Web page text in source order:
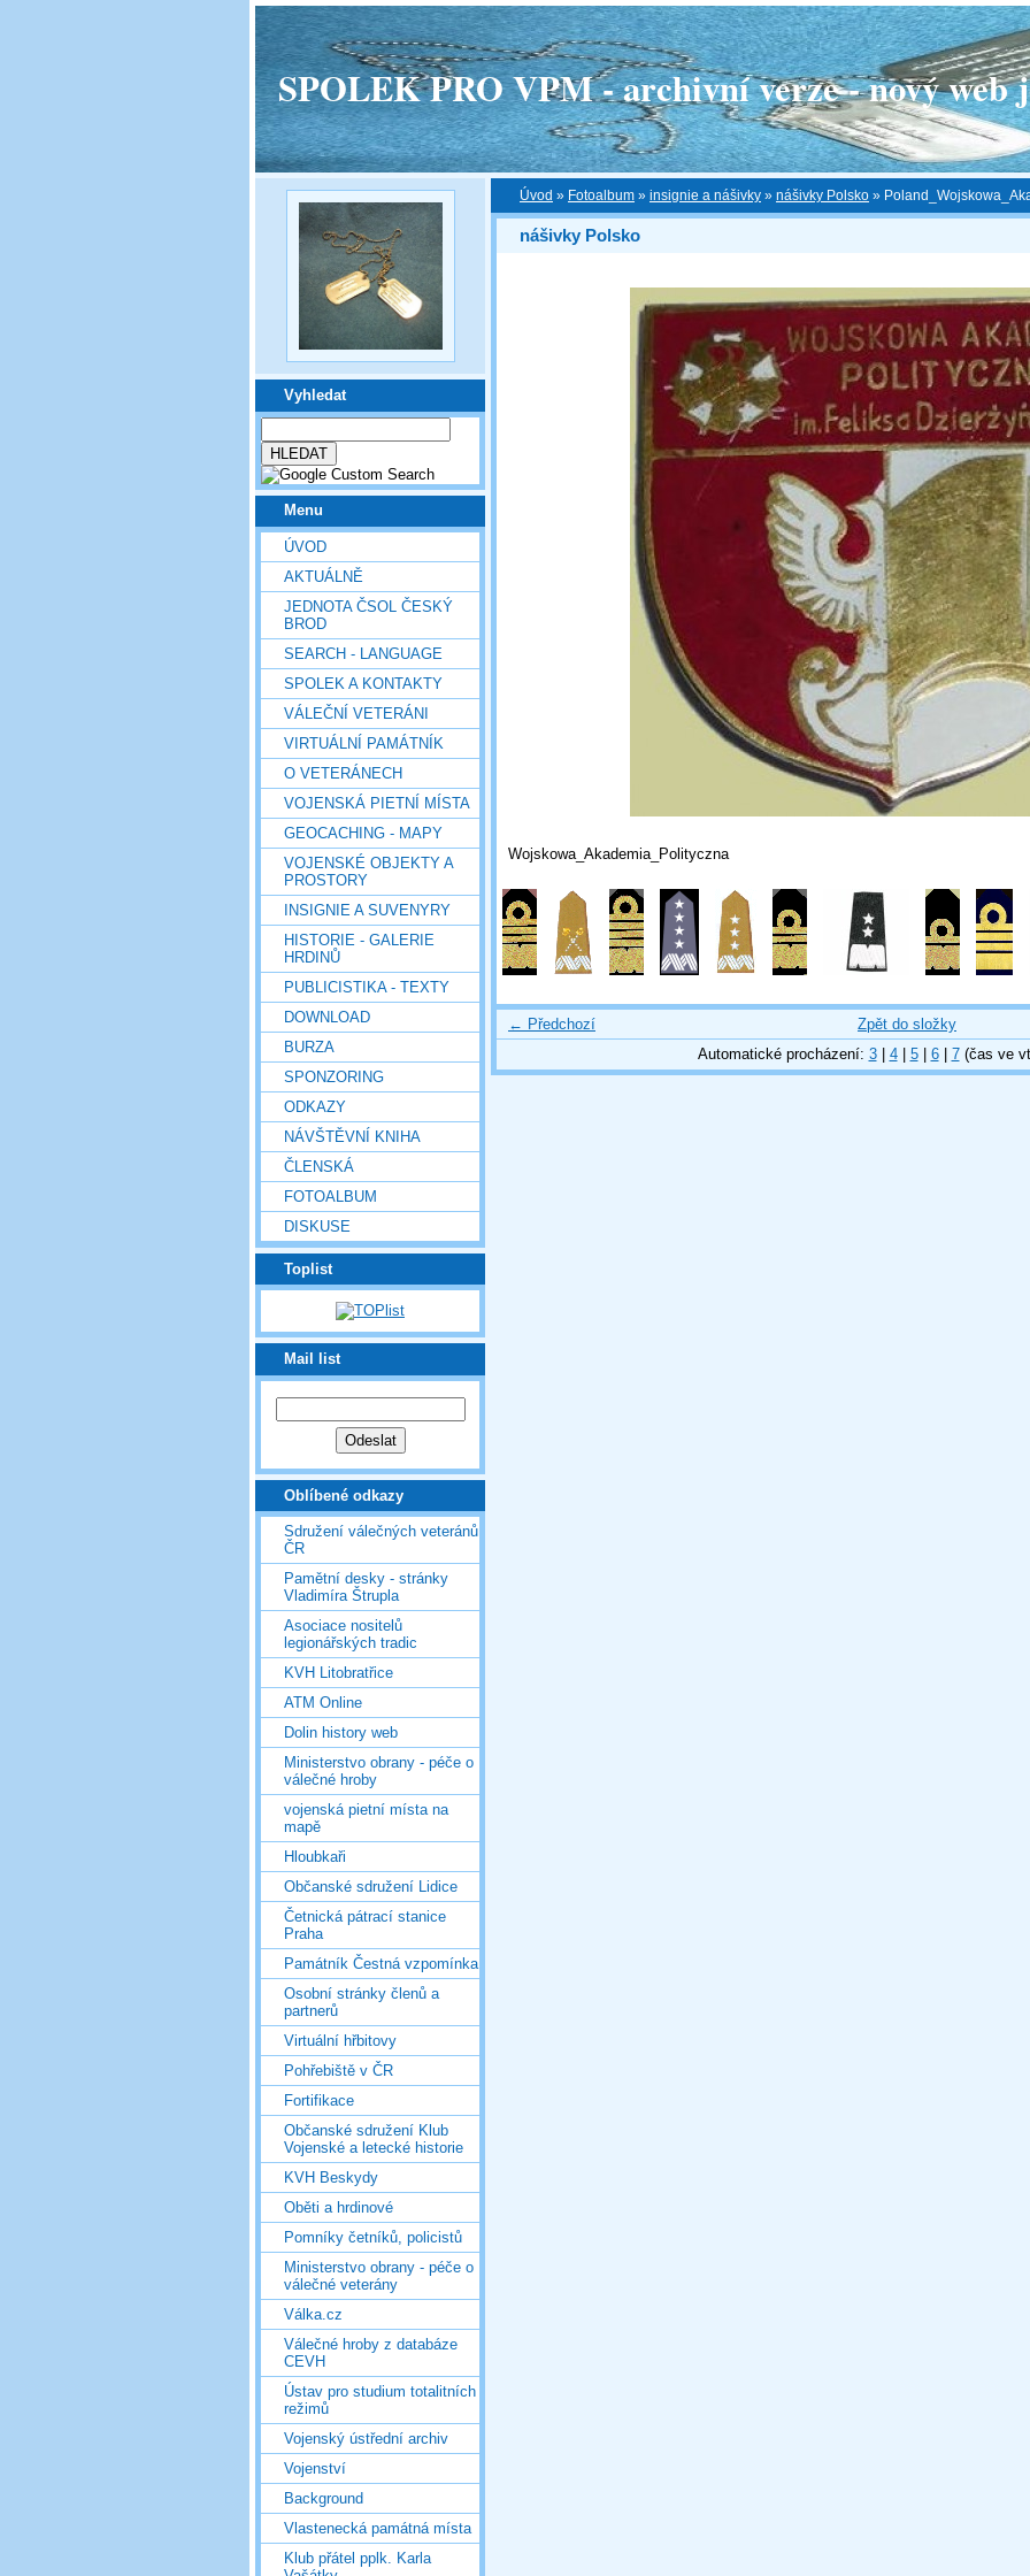
SPOLEK PRO VPM - archivní verze - nový web
Vyhledat
Menu
ÚVOD
AKTUÁLNĚ
JEDNOTA ČSOL ČESKÝ
BROD
SEARCH - LANGUAGE
SPOLEK A KONTAKTY
VÁLEČNÍ VETERÁNI
VIRTUÁLNÍ PAMÁTNÍK
O VETERÁNECH
VOJENSKÁ PIETNÍ MÍSTA
GEOCACHING - MAPY
VOJENSKÉ OBJEKTY A
PROSTORY
INSIGNIE A SUVENYRY
HISTORIE - GALERIE
HRDINŮ
PUBLICISTIKA - TEXTY
DOWNLOAD
BURZA
SPONZORING
ODKAZY
NÁVŠTĚVNÍ KNIHA
ČLENSKÁ
FOTOALBUM
DISKUSE
Toplist
Mail list
Oblíbené odkazy
Sdružení válečných veteránů
ČR
Pamětní desky - stránky
Vladimíra Štrupla
Asociace nositelů
legionářských tradic
KVH Litobratřice
ATM Online
Dolin history web
Ministerstvo obrany - péče o
válečné hroby
vojenská pietní místa na
mapě
Hloubkaři
Občanské sdružení Lidice
Četnická pátrací stanice
Praha
Památník Čestná vzpomínka
Osobní stránky členů a
partnerů
Virtuální hřbitovy
Pohřebiště v ČR
Fortifikace
Občanské sdružení Klub
Vojenské a letecké historie
KVH Beskydy
Oběti a hrdinové
Pomníky četníků, policistů
Ministerstvo obrany - péče o
válečné veterány
Válka.cz
Válečné hroby z databáze
CEVH
Ústav pro studium totalitních
režimů
Vojenský ústřední archiv
Vojenství
Background
Vlastenecká památná místa
Klub přátel pplk. Karla
Úvod » Fotoalbum » insignie a nášivky » nášivky Polsko »
nášivky Polsko
Wojskowa_Akademia_Polityczna
← Předchozí
Zpět do složky
Automatické procházení: 3| 4| 5| 6| 7(čas ve